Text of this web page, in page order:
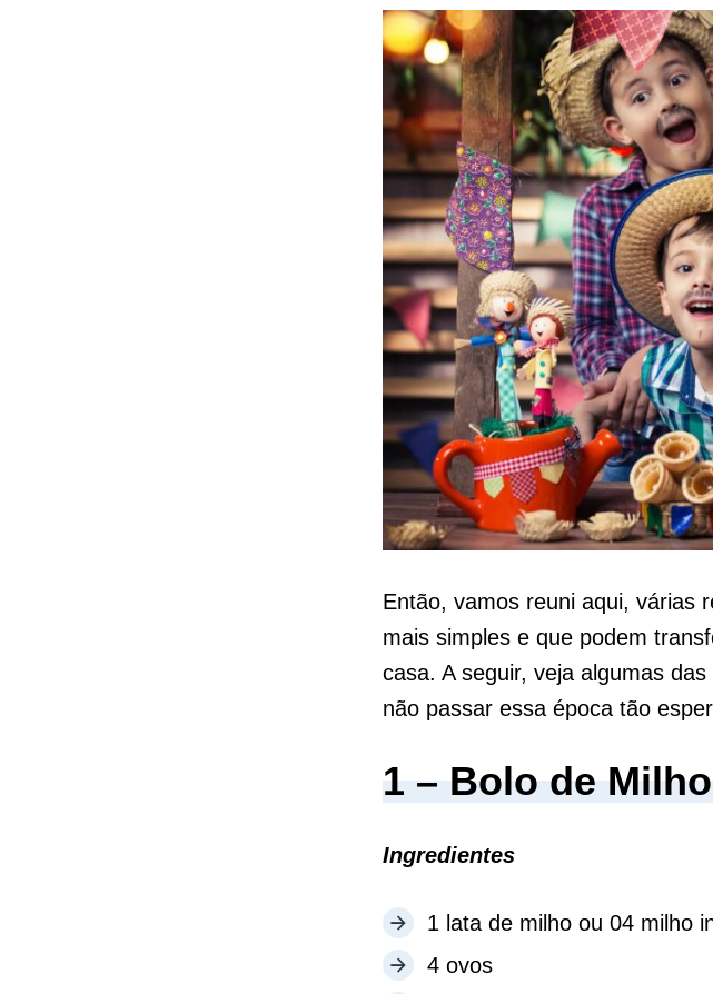
Então, vamos reuni aqui, várias
mais simples e que podem
casa. A seguir, veja algumas
não passar essa época tão
1 – Bolo de
Ingredientes
1 lata de milho ou 04 milho
4 ovos